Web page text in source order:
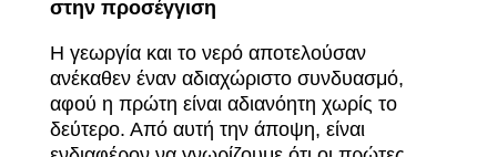
στην προσέγγιση
Η γεωργία και το νερό αποτελούσαν
ανέκαθεν έναν αδιαχώριστο συνδυασμό,
αφού η πρώτη είναι αδιανόητη χωρίς το
δεύτερο. Από αυτή την άποψη, είναι